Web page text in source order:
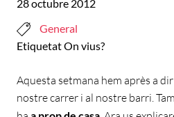
28 octubre 2012
General
EtiquetatOn vius?
Aquesta setmana hem après a
nostre carrer i al nostre barri.